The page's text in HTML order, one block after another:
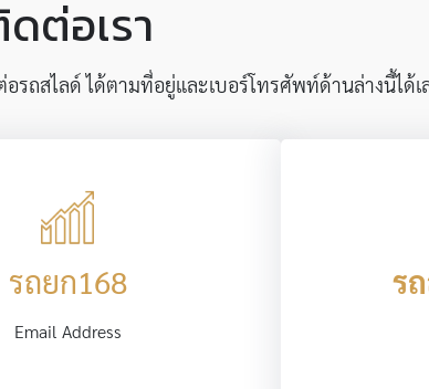
ต่อเรา
รถสไลด์ ได้ตามที่อยู่และเบอร์โทรศัพท์ด้านล่างนี้ได้เ
รถยก168
Email Address
ร